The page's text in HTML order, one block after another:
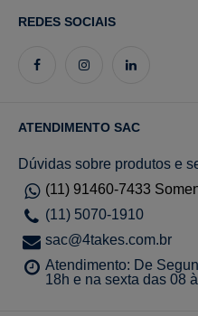
REDES SOCIAIS
ATENDIMENTO SAC
Dúvidas sobre produtos e
(11) 91460-7433
(11) 5070-1910
sac@4takes.com.br
Atendimento: De
18h e na sexta das 08